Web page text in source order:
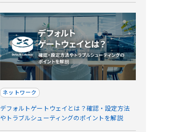
ネットワーク
デフォルトゲートウェイとは？確認・設定方法
やトラブルシューティングのポイントを解説